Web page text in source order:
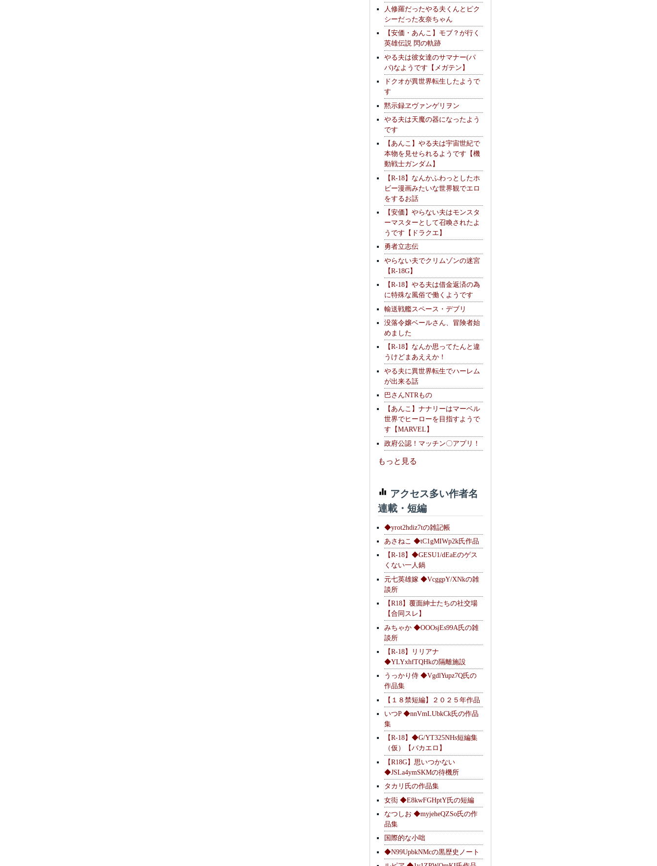
人修羅だったやる夫くんとピク
シーだった友奈ちゃん
【安価・あんこ】モブ？が行く
英雄伝説 閃の軌跡
やる夫は彼女達のサマナー(パ
パ)なようです【メガテン】
ドクオが異世界転生したようで
す
黙示録ヱヴァンゲリヲン
やる夫は天魔の器になったよう
です
【あんこ】やる夫は宇宙世紀で
本物を見せられるようです【機
動戦士ガンダム】
【R-18】なんかふわっとしたホ
ビー漫画みたいな世界観でエロ
をするお話
【安価】やらない夫はモンスタ
ーマスターとして召喚されたよ
うです【ドラクエ】
勇者立志伝
やらない夫でクリムゾンの迷宮
【R-18G】
【R-18】やる夫は借金返済の為
に特殊な風俗で働くようです
輸送戦艦スペース・デブリ
没落令嬢ベールさん、冒険者始
めました
【R-18】なんか思ってたんと違
うけどまあええか！
やる夫に異世界転生でハーレム
が出来る話
巴さんNTRもの
【あんこ】ナナリーはマーベル
世界でヒーローを目指すようで
す【MARVEL】
政府公認！マッチン〇アプリ！
もっと見る
アクセス多い作者名
連載・短編
◆yrot2hdiz7tの雑記帳
あさねこ ◆tC1gMIWp2k氏作品
【R-18】◆GESU1/dEaEのゲス
くない一人鍋
元七英雄嫁 ◆VcggpY/XNkの雑
談所
【R18】覆面紳士たちの社交場
【合同スレ】
みちゃか ◆OOOsjEs99A氏の雑
談所
【R-18】リリアナ
◆YLYxhfTQHkの隔離施設
うっかり侍 ◆VgdlYupz7Q氏の
作品集
【１８禁短編】２０２５年作品
いつP ◆nnVmLUbkCk氏の作品
集
【R-18】◆G/YT325NHs短編集
（仮）【バカエロ】
【R18G】思いつかない
◆JSLa4ymSKMの待機所
タカリ氏の作品集
女衒 ◆E8kwFGHptY氏の短編
なつしお ◆myjeheQZSo氏の作
品集
国際的な小咄
◆N99UpbkNMcの黒歴史ノート